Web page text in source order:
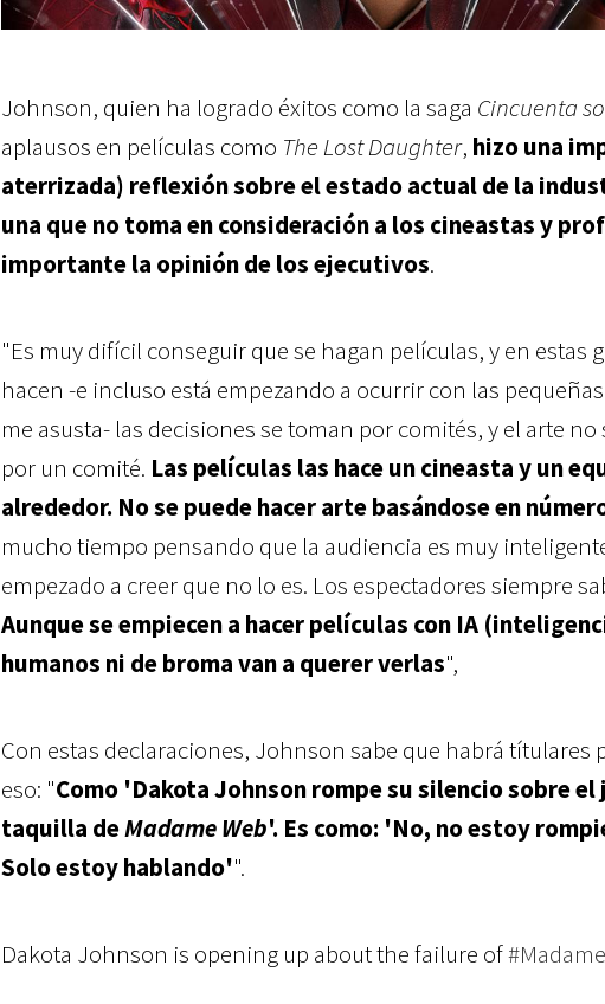
Johnson, quien ha logrado éxitos como la saga Cincuenta
aplausos en películas como The Lost Daughter, hizo una
aterrizada) reflexión sobre el estado actual de la
una que no toma en consideración a los cineastas y
importante la opinión de los ejecutivos.
"Es muy difícil conseguir que se hagan películas, y en estas
hacen -e incluso está empezando a ocurrir con las
me asusta- las decisiones se toman por comités, y el arte
por un comité. Las películas las hace un cineasta y un
alrededor. No se puede hacer arte basándose en
mucho tiempo pensando que la audiencia es muy
empezado a creer que no lo es. Los espectadores siempre
Aunque se empiecen a hacer películas con IA
humanos ni de broma van a querer verlas",
Con estas declaraciones, Johnson sabe que habrá títulares
eso: "Como 'Dakota Johnson rompe su silencio sobre
taquilla deMadame Web'. Es como: 'No, no estoy
Solo estoy hablando'".
Dakota Johnson is opening up about the failure of